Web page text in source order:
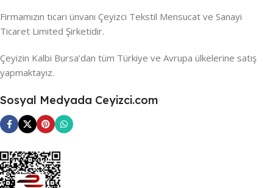
Firmamızın ticari ünvanı Çeyizci Tekstil Mensucat ve Sanayi
Ticaret Limited Şirketidir.
Çeyizin Kalbi Bursa’dan tüm Türkiye ve Avrupa ülkelerine satış
yapmaktayız.
Sosyal Medyada Ceyizci.com